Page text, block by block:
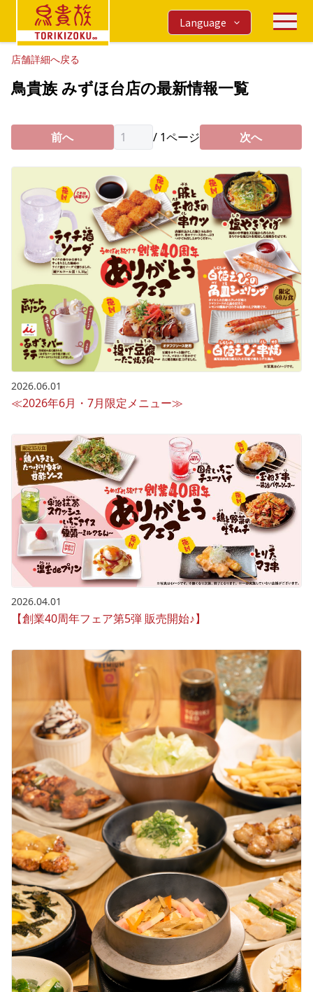
Language
店舗詳細へ戻る
鳥貴族 みずほ台店の最新情報一覧
前へ / 1ページ 次へ
2026.06.01
≪2026年6月・7月限定メニュー≫
2026.04.01
【創業40周年フェア第5弾 販売開始♪】